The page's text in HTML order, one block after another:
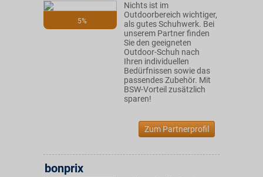
5%
Nichts ist im
Outdoorbereich wichtiger,
als gutes Schuhwerk. Bei
unserem Partner finden
Sie den geeigneten
Outdoor-Schuh nach
Ihren individuellen
Bedürfnissen sowie das
passendes Zubehör. Mit
BSW-Vorteil zusätzlich
sparen!
Zum Partnerprofil
bonprix